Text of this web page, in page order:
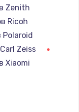
Zenith
Ricoh
Polaroid
Zeiss
Xiaomi
Kodak